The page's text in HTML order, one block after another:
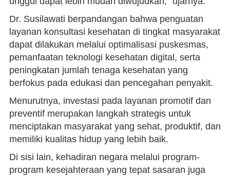
Dr. Susilawati berpandangan bahwa penguatan
layanan konsultasi kesehatan di tingkat masyarakat
dapat dilakukan melalui optimalisasi puskesmas,
pemanfaatan teknologi kesehatan digital, serta
peningkatan jumlah tenaga kesehatan yang
berfokus pada edukasi dan pencegahan penyakit.
Menurutnya, investasi pada layanan promotif dan
preventif merupakan langkah strategis untuk
menciptakan masyarakat yang sehat, produktif, dan
memiliki kualitas hidup yang lebih baik.
Di sisi lain, kehadiran negara melalui program-
program kesejahteraan yang tepat sasaran juga